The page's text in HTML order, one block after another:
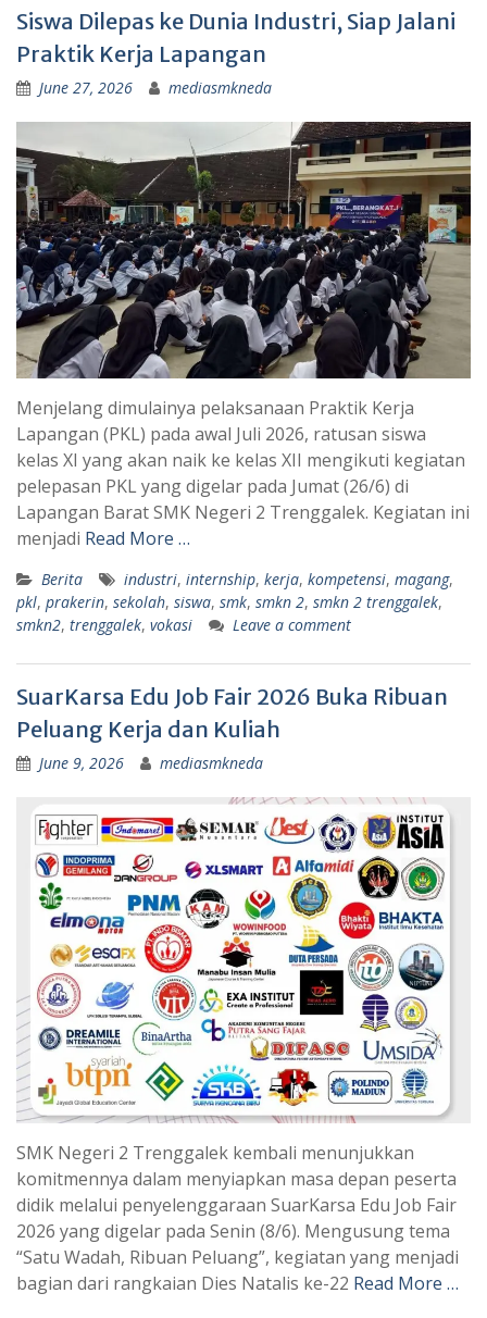
Siswa Dilepas ke Dunia Industri, Siap Jalani
Praktik Kerja Lapangan
June 27, 2026 mediasmkneda
Menjelang dimulainya pelaksanaan Praktik Kerja
Lapangan (PKL) pada awal Juli 2026, ratusan siswa
kelas XI yang akan naik ke kelas XII mengikuti kegiatan
pelepasan PKL yang digelar pada Jumat (26/6) di
Lapangan Barat SMK Negeri 2 Trenggalek. Kegiatan ini
menjadi Read More …
Berita industri, internship, kerja, kompetensi, magang,
pkl, prakerin, sekolah, siswa, smk, smkn 2, smkn 2 trenggalek,
smkn2, trenggalek, vokasi Leave a comment
SuarKarsa Edu Job Fair 2026 Buka Ribuan
Peluang Kerja dan Kuliah
June 9, 2026 mediasmkneda
SMK Negeri 2 Trenggalek kembali menunjukkan
komitmennya dalam menyiapkan masa depan peserta
didik melalui penyelenggaraan SuarKarsa Edu Job Fair
2026 yang digelar pada Senin (8/6). Mengusung tema
“Satu Wadah, Ribuan Peluang”, kegiatan yang menjadi
bagian dari rangkaian Dies Natalis ke-22 Read More …